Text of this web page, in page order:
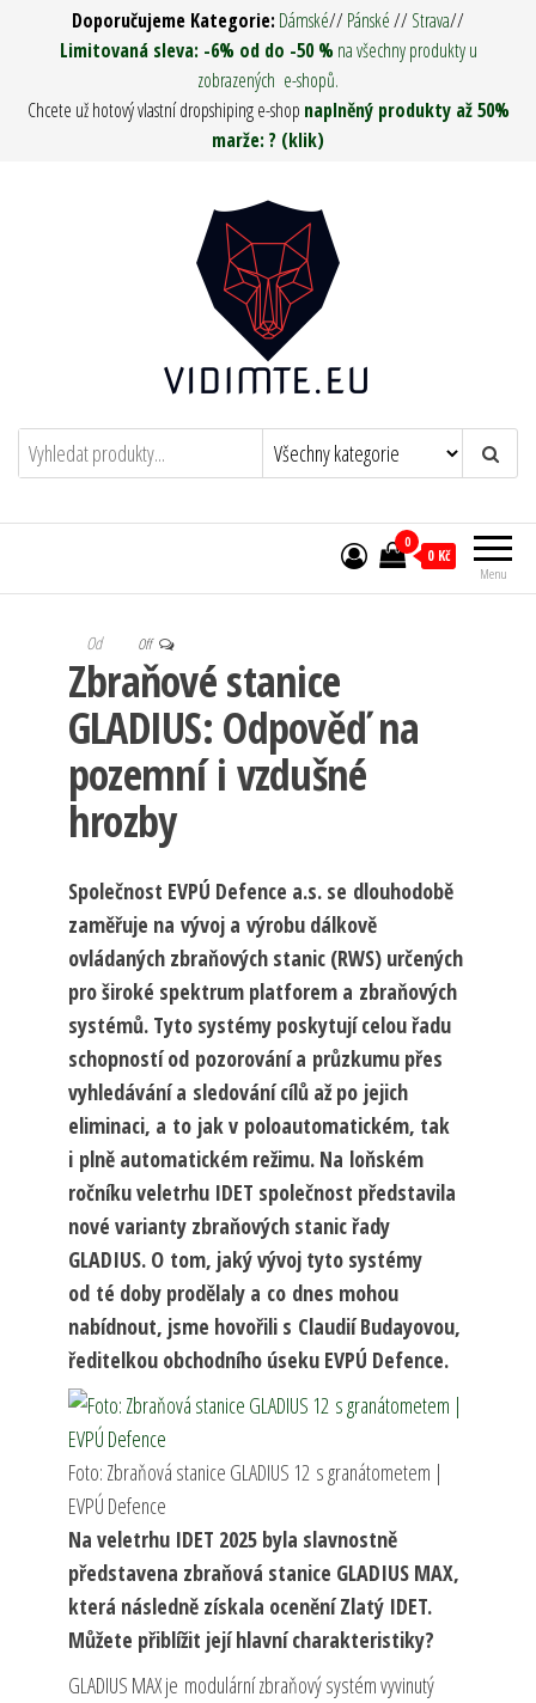
Doporučujeme Kategorie: Dámské//Pánské//Strava//
Limitovaná sleva: -6% od do -50 % na všechny produkty u
zobrazených e-shopů.
Chcete už hotový vlastní dropshiping e-shop naplněný produkty až 50%
marže: ? (klik)
Vidím tě ! – Army Man & Woman
Oděvy, Táboření, Military, Survival, Pro
muže i ženy
Menu
0
0 Kč
Od Off
Zbraňové stanice
GLADIUS: Odpověď na
pozemní i vzdušné
hrozby
Společnost EVPÚ Defence a.s. se dlouhodobě
zaměřuje na vývoj a výrobu dálkově
ovládaných zbraňových stanic (RWS) určených
pro široké spektrum platforem a zbraňových
systémů. Tyto systémy poskytují celou řadu
schopností od pozorování a průzkumu přes
vyhledávání a sledování cílů až po jejich
eliminaci, a to jak v poloautomatickém, tak
i plně automatickém režimu. Na loňském
ročníku veletrhu IDET společnost představila
nové varianty zbraňových stanic řady
GLADIUS. O tom, jaký vývoj tyto systémy
od té doby prodělaly a co dnes mohou
nabídnout, jsme hovořili s Claudií Budayovou,
ředitelkou obchodního úseku EVPÚ Defence.
Foto: Zbraňová stanice GLADIUS 12 s granátometem |
EVPÚ Defence
Na veletrhu IDET 2025 byla slavnostně
představena zbraňová stanice GLADIUS MAX,
která následně získala ocenění Zlatý IDET.
Můžete přiblížit její hlavní charakteristiky?
GLADIUS MAX je modulární zbraňový systém vyvinutý